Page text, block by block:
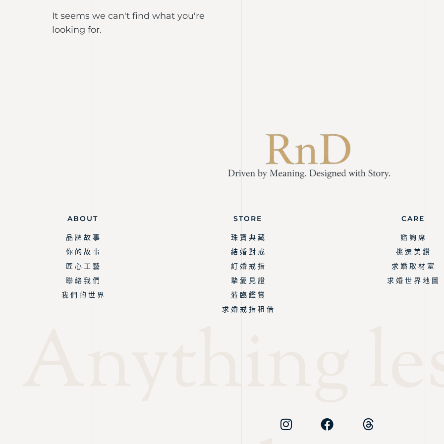
It seems we can't find what you're
looking for.
ABOUT
品 牌 故 事
你 的 故 事
匠 心 工 藝
聯 絡 我 們
我 們 的 世 界
STORE
珠 寶 典 藏
結 婚 對 戒
訂 婚 戒 指
摯 愛 見 證
蒞 臨 鑑 賞
求 婚 戒 指 租 借
CARE
諮 詢 席
挑 選 美 鑽
求 婚 取 材 室
求 婚 世 界 地 圖